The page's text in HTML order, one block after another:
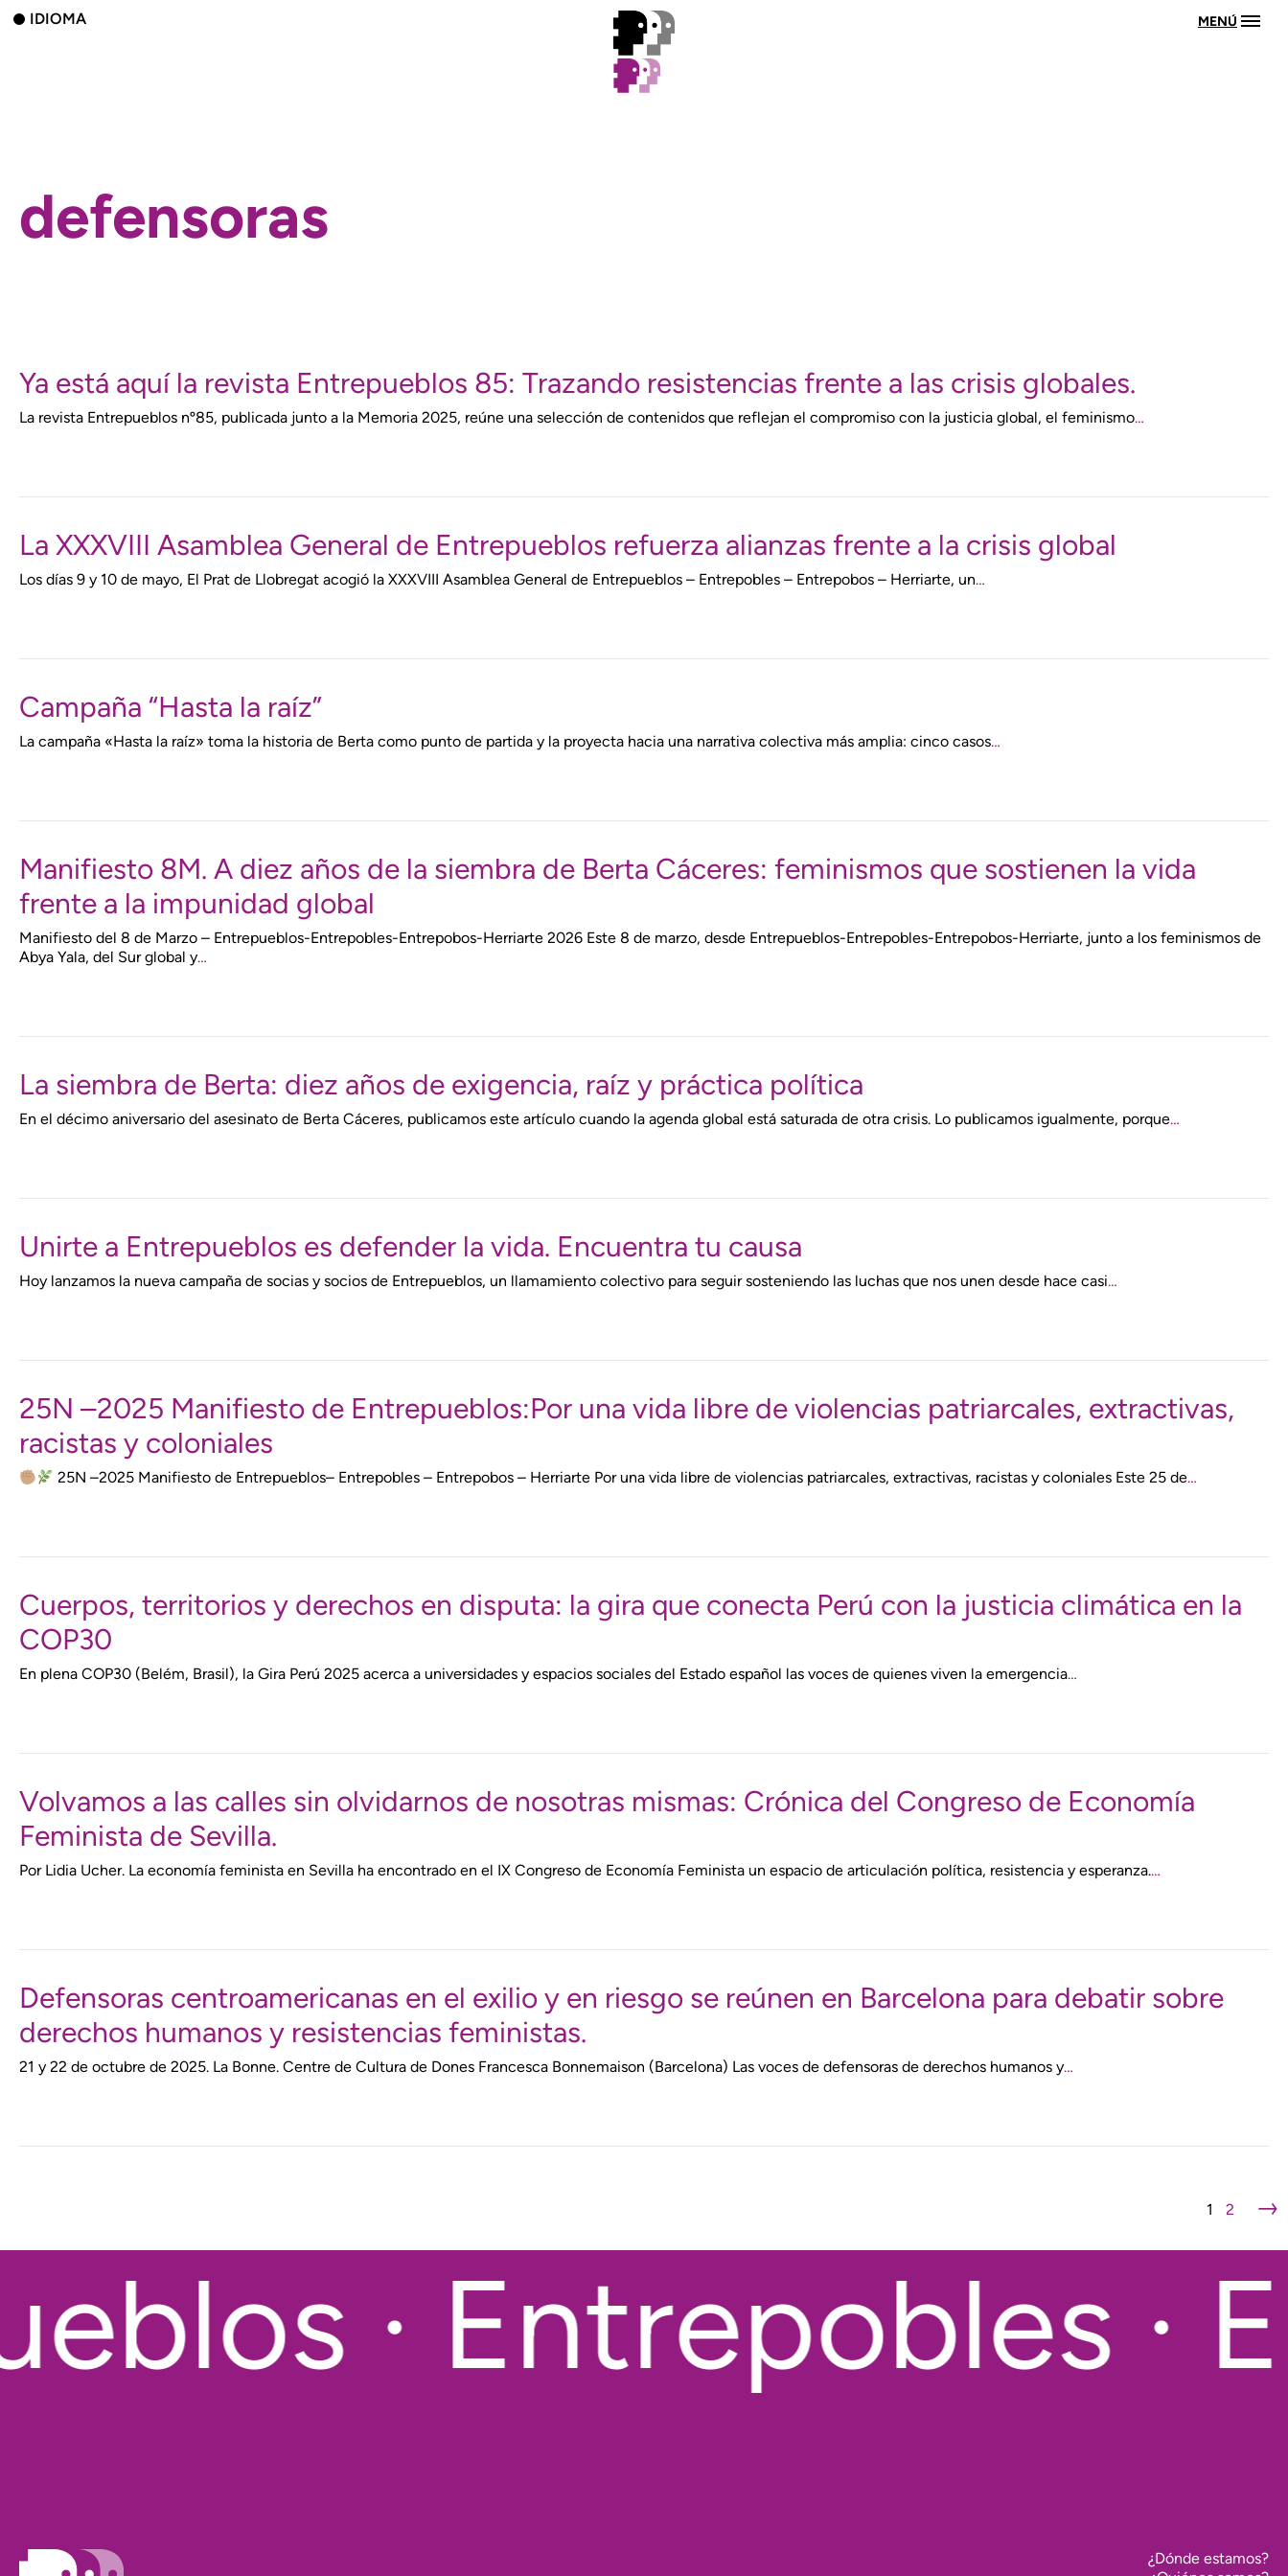
IDIOMA MENÚ
defensoras
Ya está aquí la revista Entrepueblos 85: Trazando resistencias frente a las crisis globales.
La revista Entrepueblos nº85, publicada junto a la Memoria 2025, reúne una selección de contenidos que reflejan el compromiso con la justicia global, el feminismo…
La XXXVIII Asamblea General de Entrepueblos refuerza alianzas frente a la crisis global
Los días 9 y 10 de mayo, El Prat de Llobregat acogió la XXXVIII Asamblea General de Entrepueblos – Entrepobles – Entrepobos – Herriarte, un…
Campaña “Hasta la raíz”
La campaña «Hasta la raíz» toma la historia de Berta como punto de partida y la proyecta hacia una narrativa colectiva más amplia: cinco casos…
Manifiesto 8M. A diez años de la siembra de Berta Cáceres: feminismos que sostienen la vida
frente a la impunidad global
Manifiesto del 8 de Marzo – Entrepueblos-Entrepobles-Entrepobos-Herriarte 2026 Este 8 de marzo, desde Entrepueblos-Entrepobles-Entrepobos-Herriarte, junto a los feminismos de
Abya Yala, del Sur global y…
La siembra de Berta: diez años de exigencia, raíz y práctica política
En el décimo aniversario del asesinato de Berta Cáceres, publicamos este artículo cuando la agenda global está saturada de otra crisis. Lo publicamos igualmente, porque…
Unirte a Entrepueblos es defender la vida. Encuentra tu causa
Hoy lanzamos la nueva campaña de socias y socios de Entrepueblos, un llamamiento colectivo para seguir sosteniendo las luchas que nos unen desde hace casi…
25N –2025 Manifiesto de Entrepueblos:Por una vida libre de violencias patriarcales, extractivas,
racistas y coloniales
25N –2025 Manifiesto de Entrepueblos– Entrepobles – Entrepobos – Herriarte Por una vida libre de violencias patriarcales, extractivas, racistas y coloniales Este 25 de…
Cuerpos, territorios y derechos en disputa: la gira que conecta Perú con la justicia climática en la
COP30
En plena COP30 (Belém, Brasil), la Gira Perú 2025 acerca a universidades y espacios sociales del Estado español las voces de quienes viven la emergencia…
Volvamos a las calles sin olvidarnos de nosotras mismas: Crónica del Congreso de Economía
Feminista de Sevilla.
Por Lidia Ucher. La economía feminista en Sevilla ha encontrado en el IX Congreso de Economía Feminista un espacio de articulación política, resistencia y esperanza.…
Defensoras centroamericanas en el exilio y en riesgo se reúnen en Barcelona para debatir sobre
derechos humanos y resistencias feministas.
21 y 22 de octubre de 2025. La Bonne. Centre de Cultura de Dones Francesca Bonnemaison (Barcelona) Las voces de defensoras de derechos humanos y…
1 2 →
· Entrepobles ·
¿Dónde estamos?